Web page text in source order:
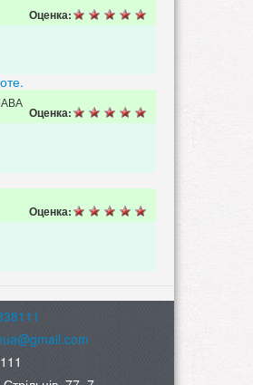
Оценка:
Оценка:
Оценка: